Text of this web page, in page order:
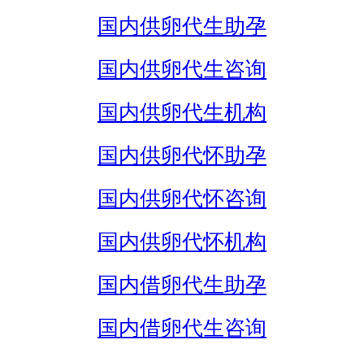
国内供卵代生助孕
国内供卵代生咨询
国内供卵代生机构
国内供卵代怀助孕
国内供卵代怀咨询
国内供卵代怀机构
国内借卵代生助孕
国内借卵代生咨询